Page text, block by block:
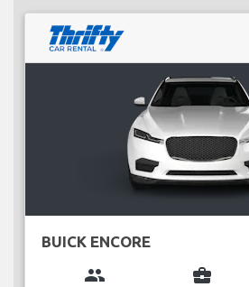
BUICK ENCORE
group business_center